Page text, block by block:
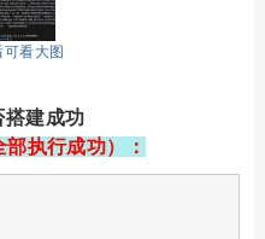
看大图
搭建成功
执行成功）：